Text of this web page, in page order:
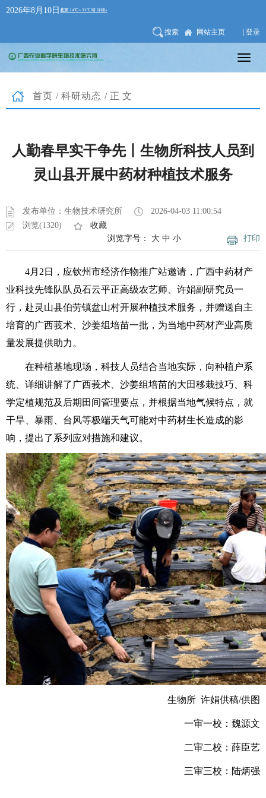
2026年8月10日
搜索 网站主页 | 登录
首页 / 科研动态 /正文
人勤春早实干争先丨生物所科技人员到
灵山县开展中药材种植技术服务
发布单位：生物技术研究所
2026-04-03 11:00:54
浏览(1320)
收藏
打印
浏览字号： 大 中 小
4月2日，应钦州市经济作物推广站邀请，广西中药材产
业科技先锋队队员石云平正高级农艺师、许娟副研究员一
行，赴灵山县伯劳镇盆山村开展种植技术服务，并赠送自主
培育的广西莪术、沙姜组培苗一批，为当地中药材产业高质
量发展提供助力。
在种植基地现场，科技人员结合当地实际，向种植户系
统、详细讲解了广西莪术、沙姜组培苗的大田移栽技巧、科
学定植规范及后期田间管理要点，并根据当地气候特点，就
干旱、暴雨、台风等极端天气可能对中药材生长造成的影
响，提出了系列应对措施和建议。
生物所 许娟供稿/供图
一审一校：魏源文
二审二校：薛臣艺
三审三校：陆炳强